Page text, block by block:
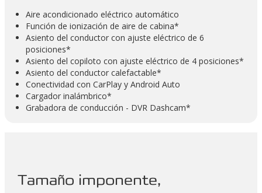
Aire acondicionado eléctrico automático
Función de ionización de aire de cabina*
Asiento del conductor con ajuste eléctrico de 6
posiciones*
Asiento del copiloto con ajuste eléctrico de 4 posiciones*
Asiento del conductor calefactable*
Conectividad con CarPlay y Android Auto
Cargador inalámbrico*
Grabadora de conducción - DVR Dashcam*
Tamaño imponente,